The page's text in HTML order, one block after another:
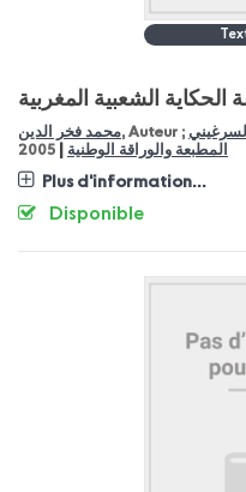
الشعبية المغربية
محمد فخر الدين, Auteur ;
المطبعة والوراقة الوطنية
2005
Plus d'information...
Disponible